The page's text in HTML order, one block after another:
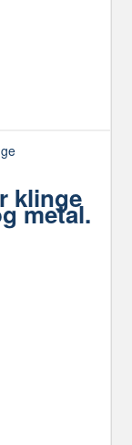
klinge
metal.